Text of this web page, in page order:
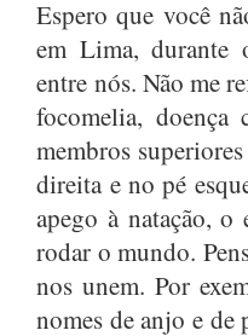
Espero que você
em Lima, durante
entre nós. Não me
focomelia, doença
membros
direita e no pé
apego à natação,
rodar o mundo.
nos unem. Por
nomes de anjo e